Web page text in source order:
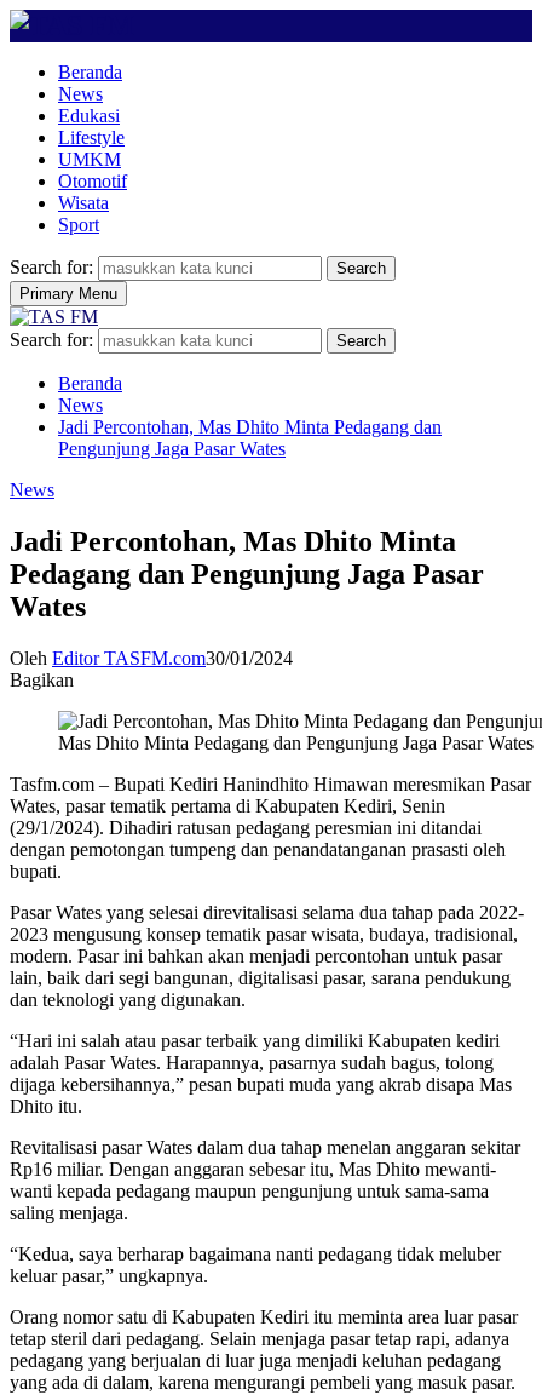
Beranda
News
Edukasi
Lifestyle
UMKM
Otomotif
Wisata
Sport
Search for:
Search
Primary Menu
Search for: Search
Beranda
News
Jadi Percontohan, Mas Dhito Minta Pedagang dan
Pengunjung Jaga Pasar Wates
News
Jadi Percontohan, Mas Dhito Minta
Pedagang dan Pengunjung Jaga Pasar
Wates
Oleh Editor TASFM.com30/01/2024
Bagikan
Mas Dhito Minta Pedagang dan Pengunjung Jaga Pasar Wates
Tasfm.com – Bupati Kediri Hanindhito Himawan meresmikan Pasar
Wates, pasar tematik pertama di Kabupaten Kediri, Senin
(29/1/2024). Dihadiri ratusan pedagang peresmian ini ditandai
dengan pemotongan tumpeng dan penandatanganan prasasti oleh
bupati.
Pasar Wates yang selesai direvitalisasi selama dua tahap pada 2022-
2023 mengusung konsep tematik pasar wisata, budaya, tradisional,
modern. Pasar ini bahkan akan menjadi percontohan untuk pasar
lain, baik dari segi bangunan, digitalisasi pasar, sarana pendukung
dan teknologi yang digunakan.
“Hari ini salah atau pasar terbaik yang dimiliki Kabupaten kediri
adalah Pasar Wates. Harapannya, pasarnya sudah bagus, tolong
dijaga kebersihannya,” pesan bupati muda yang akrab disapa Mas
Dhito itu.
Revitalisasi pasar Wates dalam dua tahap menelan anggaran sekitar
Rp16 miliar. Dengan anggaran sebesar itu, Mas Dhito mewanti-
wanti kepada pedagang maupun pengunjung untuk sama-sama
saling menjaga.
“Kedua, saya berharap bagaimana nanti pedagang tidak meluber
keluar pasar,” ungkapnya.
Orang nomor satu di Kabupaten Kediri itu meminta area luar pasar
tetap steril dari pedagang. Selain menjaga pasar tetap rapi, adanya
pedagang yang berjualan di luar juga menjadi keluhan pedagang
yang ada di dalam, karena mengurangi pembeli yang masuk pasar.